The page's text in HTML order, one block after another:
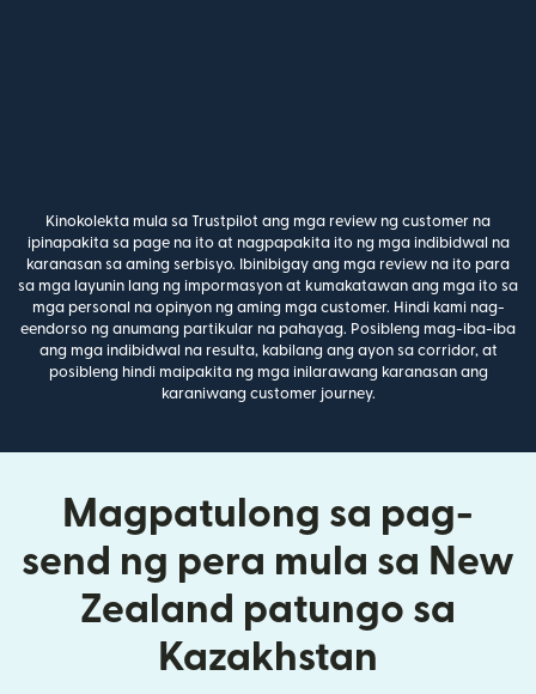
Kinokolekta mula sa Trustpilot ang mga review ng customer na
ipinapakita sa page na ito at nagpapakita ito ng mga indibidwal na
karanasan sa aming serbisyo. Ibinibigay ang mga review na ito para
sa mga layunin lang ng impormasyon at kumakatawan ang mga ito sa
mga personal na opinyon ng aming mga customer. Hindi kami nag-
eendorso ng anumang partikular na pahayag. Posibleng mag-iba-iba
ang mga indibidwal na resulta, kabilang ang ayon sa corridor, at
posibleng hindi maipakita ng mga inilarawang karanasan ang
karaniwang customer journey.
Magpatulong sa pag-
send ng pera mula sa New
Zealand patungo sa
Kazakhstan